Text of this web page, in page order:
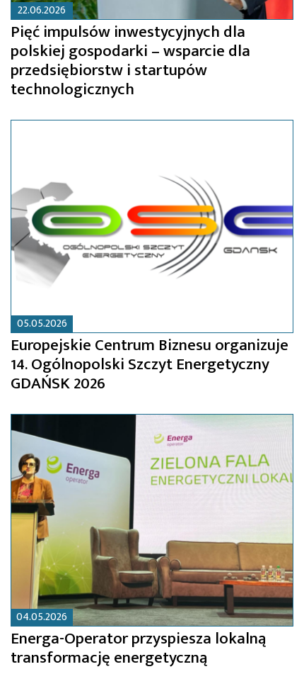
22.06.2026
Pięć impulsów inwestycyjnych dla
polskiej gospodarki – wsparcie dla
przedsiębiorstw i startupów
technologicznych
05.05.2026
Europejskie Centrum Biznesu organizuje
14. Ogólnopolski Szczyt Energetyczny
GDAŃSK 2026
04.05.2026
Energa-Operator przyspiesza lokalną
transformację energetyczną